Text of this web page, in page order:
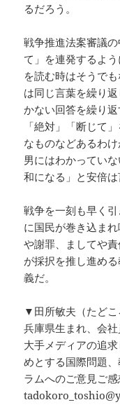
るだろう。
戦争推進法案審議
て」を連発するよ
を読む時はそうで
は同じ言葉を繰り
かない回答を繰り
「絶対」「断じて
なものなどあるわ
男にはわかってい
和になる」と安倍は
戦争を一刻も早く
に国民が巻き込ま
や謝罪、ましてや
が採択を推し進め
義だ。
▼田所敏夫（たど
兵庫県生まれ、会
大手メディアの追
めとする国際問題
ラムへのご意見ご